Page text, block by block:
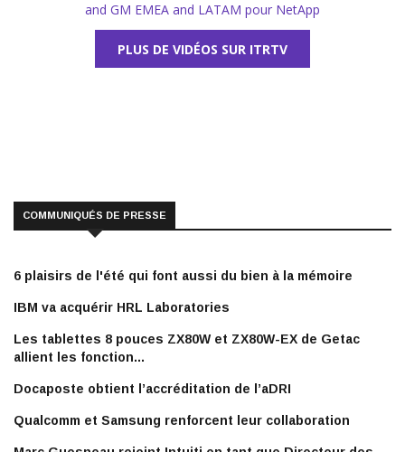
and GM EMEA and LATAM pour NetApp
PLUS DE VIDÉOS SUR ITRTV
COMMUNIQUÉS DE PRESSE
6 plaisirs de l'été qui font aussi du bien à la mémoire
IBM va acquérir HRL Laboratories
Les tablettes 8 pouces ZX80W et ZX80W-EX de Getac
allient les fonction...
Docaposte obtient l’accréditation de l’aDRI
Qualcomm et Samsung renforcent leur collaboration